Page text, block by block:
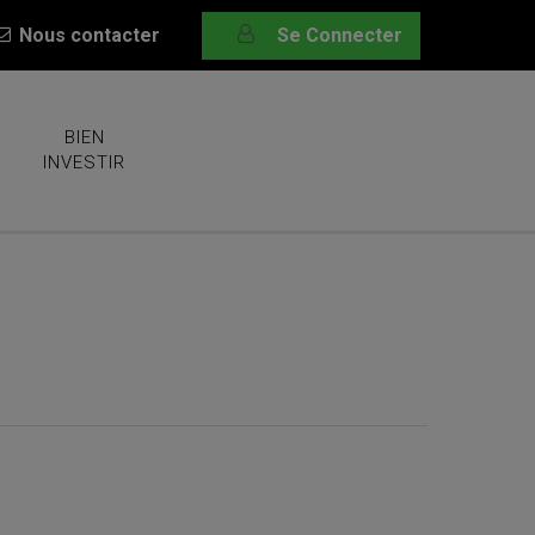
Nous contacter Se Connecter
BIEN
INVESTIR